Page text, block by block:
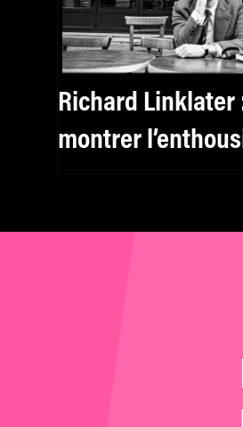
Richard Linklater
montrer